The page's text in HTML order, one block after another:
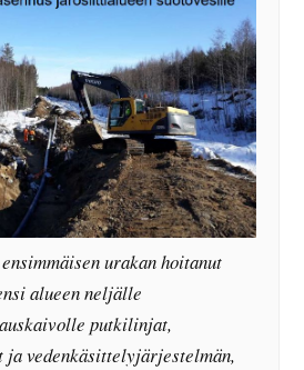
urakan hoitanut
alueen neljälle
putkilinjat,
ja vedenkäsittelyjärjestelmän,